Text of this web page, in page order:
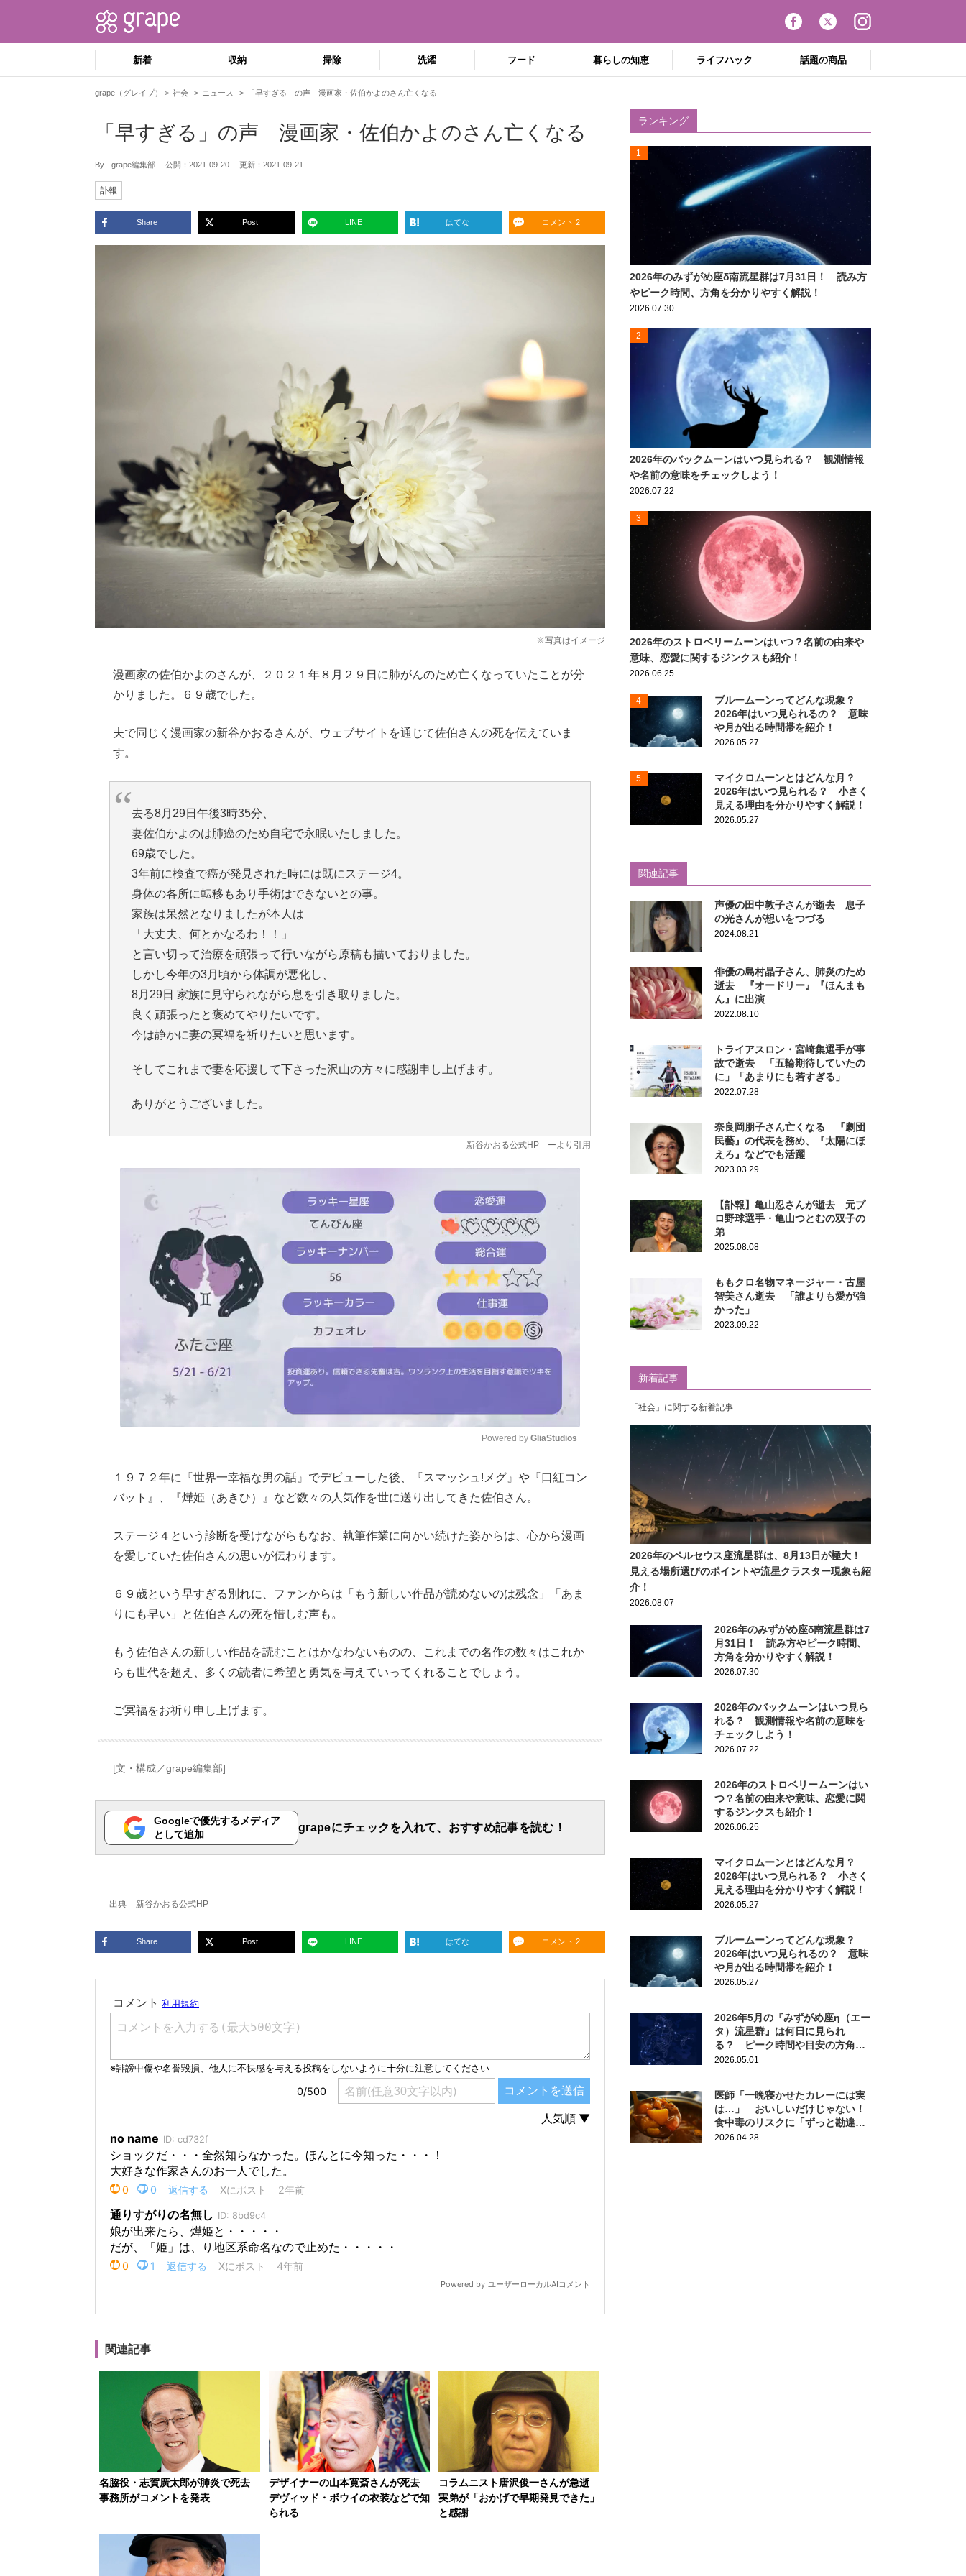
新着 収納 掃除 洗濯 フード 暮らしの知恵 ライフハック 話題の商品
grape（グレイプ） 社会 ニュース 「早すぎる」の声 漫画家・佐伯かよのさん亡くなる
「早すぎる」の声 漫画家・佐伯かよのさん亡くなる
By - grape編集部 公開： 2021-09-20 更新： 2021-09-21
訃報
Share Post LINE はてな コメント 2
※写真はイメージ
漫画家の佐伯かよのさんが、２０２１年８月２９日に肺がんのため亡くなっていたことが分
かりました。６９歳でした。
夫で同じく漫画家の新谷かおるさんが、ウェブサイトを通じて佐伯さんの死を伝えていま
す。
去る8月29日午後3時35分、
妻佐伯かよのは肺癌のため自宅で永眠いたしました。
69歳でした。
3年前に検査で癌が発見された時には既にステージ4。
身体の各所に転移もあり手術はできないとの事。
家族は呆然となりましたが本人は
「大丈夫、何とかなるわ！！」
と言い切って治療を頑張って行いながら原稿も描いておりました。
しかし今年の3月頃から体調が悪化し、
8月29日 家族に見守られながら息を引き取りました。
良く頑張ったと褒めてやりたいです。
今は静かに妻の冥福を祈りたいと思います。
そしてこれまで妻を応援して下さった沢山の方々に感謝申し上げます。
ありがとうございました。
新谷かおる公式HP ーより引用
Mute
Powered by GliaStudios
１９７２年に『世界一幸福な男の話』でデビューした後、『スマッシュ!メグ』や『口紅コン
バット』、『燁姫（あきひ）』など数々の人気作を世に送り出してきた佐伯さん。
ステージ４という診断を受けながらもなお、執筆作業に向かい続けた姿からは、心から漫画
を愛していた佐伯さんの思いが伝わります。
６９歳という早すぎる別れに、ファンからは「もう新しい作品が読めないのは残念」「あま
りにも早い」と佐伯さんの死を惜しむ声も。
もう佐伯さんの新しい作品を読むことはかなわないものの、これまでの名作の数々はこれか
らも世代を超え、多くの読者に希望と勇気を与えていってくれることでしょう。
ご冥福をお祈り申し上げます。
[文・構成／grape編集部]
Googleで優先するメディア
として追加
grapeにチェックを入れて、おすすめ記事を読む！
出典 新谷かおる公式HP
Share Post LINE はてな コメント 2
関連記事
名脇役・志賀廣太郎が肺炎で死去
事務所がコメントを発表
デザイナーの山本寛斎さんが死去
デヴィッド・ボウイの衣装などで知
られる
コラムニスト唐沢俊一さんが急逝
実弟が「おかげで早期発見できた」
と感謝
ランキング
1
2026年のみずがめ座δ南流星群は7月31日！ 読み方
やピーク時間、方角を分かりやすく解説！
2026.07.30
2
2026年のバックムーンはいつ見られる？ 観測情報
や名前の意味をチェックしよう！
2026.07.22
3
2026年のストロベリームーンはいつ？名前の由来や
意味、恋愛に関するジンクスも紹介！
2026.06.25
4
ブルームーンってどんな現象？
2026年はいつ見られるの？ 意味
や月が出る時間帯を紹介！
2026.05.27
5
マイクロムーンとはどんな月？
2026年はいつ見られる？ 小さく
見える理由を分かりやすく解説！
2026.05.27
関連記事
声優の田中敦子さんが逝去 息子
の光さんが想いをつづる
2024.08.21
俳優の島村晶子さん、肺炎のため
逝去 『オードリー』『ほんまも
ん』に出演
2022.08.10
トライアスロン・宮崎集選手が事
故で逝去 「五輪期待していたの
に」「あまりにも若すぎる」
2022.07.28
奈良岡朋子さん亡くなる 『劇団
民藝』の代表を務め、『太陽にほ
えろ』などでも活躍
2023.03.29
【訃報】亀山忍さんが逝去 元プ
ロ野球選手・亀山つとむの双子の
弟
2025.08.08
ももクロ名物マネージャー・古屋
智美さん逝去 「誰よりも愛が強
かった」
2023.09.22
新着記事
「社会」に関する新着記事
2026年のペルセウス座流星群は、8月13日が極大！
見える場所選びのポイントや流星クラスター現象も紹
介！
2026.08.07
2026年のみずがめ座δ南流星群は7
月31日！ 読み方やピーク時間、
方角を分かりやすく解説！
2026.07.30
2026年のバックムーンはいつ見ら
れる？ 観測情報や名前の意味を
チェックしよう！
2026.07.22
2026年のストロベリームーンはい
つ？名前の由来や意味、恋愛に関
するジンクスも紹介！
2026.06.25
マイクロムーンとはどんな月？
2026年はいつ見られる？ 小さく
見える理由を分かりやすく解説！
2026.05.27
ブルームーンってどんな現象？
2026年はいつ見られるの？ 意味
や月が出る時間帯を紹介！
2026.05.27
2026年5月の『みずがめ座η（エー
タ）流星群』は何日に見られ
る？ ピーク時間や目安の方角を
紹介！
2026.05.01
医師「一晩寝かせたカレーには実
は…」 おいしいだけじゃない！
食中毒のリスクに「ずっと勘違い
してた」「常温で置いてた」
2026.04.28